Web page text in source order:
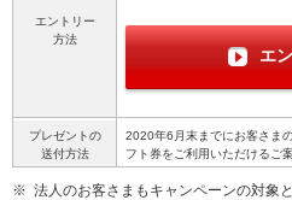
エントリー
方法
エ
プレゼントの
送付方法
2020年6月末までにお客さま
フト券をご利用いただけるご
※ 法人のお客さまもキャンペーンの対象と